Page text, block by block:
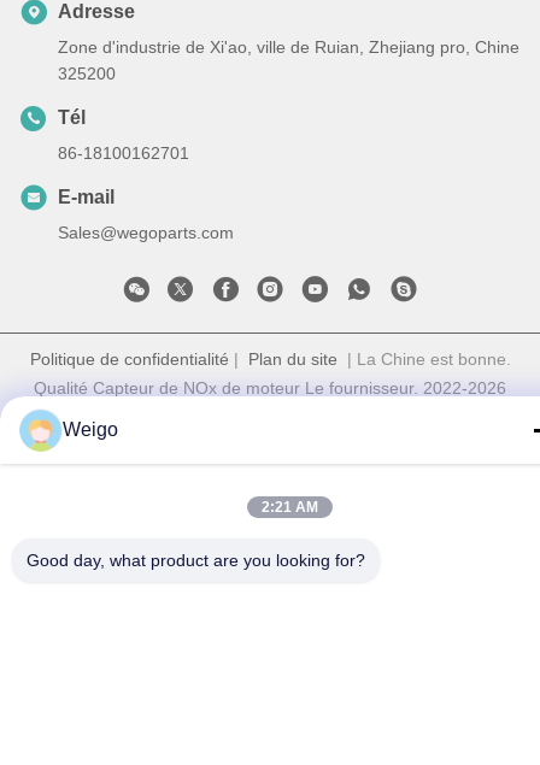
Adresse
Zone d'industrie de Xi'ao, ville de Ruian, Zhejiang pro, Chine
325200
Tél
86-18100162701
E-mail
Sales@wegoparts.com
Politique de confidentialité | Plan du site | La Chine est bonne.
Qualité Capteur de NOx de moteur Le fournisseur. 2022-2026
Ruian wego auto parts co.,ltd Tout. Les droits sont réservés.
Weigo
2:21 AM
Good day, what product are you looking for?